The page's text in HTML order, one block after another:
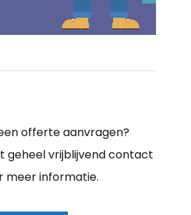
offerte aanvragen?
geheel vrijblijvend contact
meer informatie.